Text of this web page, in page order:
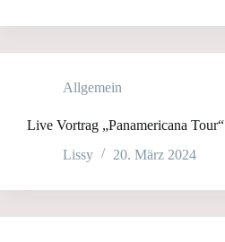
Allgemein
Live Vortrag „Panamericana Tour“
Lissy
20. März 2024